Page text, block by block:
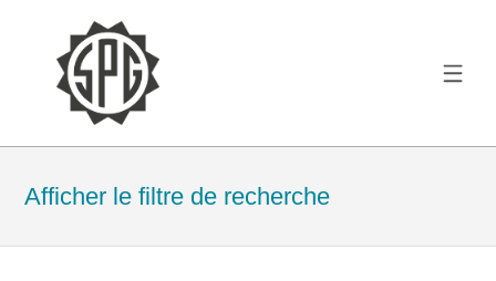
Afficher le filtre de recherche